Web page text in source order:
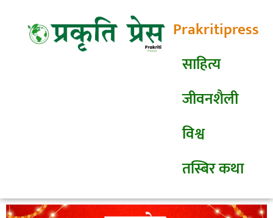
Prakritipress
साहित्य
जीवनशैली
विश्व
तस्बिर कथा